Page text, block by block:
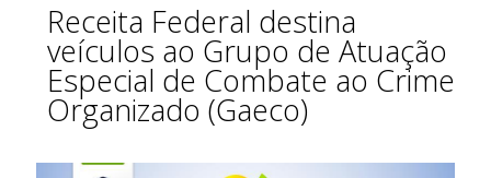
Receita Federal destina
veículos ao Grupo de Atuação
Especial de Combate ao Crime
Organizado (Gaeco)